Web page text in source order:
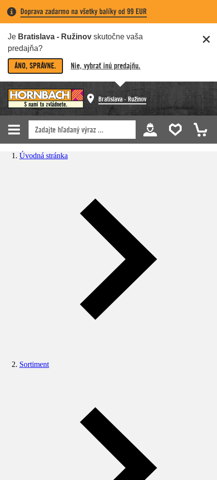
Doprava zadarmo na všetky balíky od 99 EUR
Je Bratislava - Ružinov skutočne vaša
predajňa?
ÁNO, SPRÁVNE. Nie, vybrať inú predajňu.
Bratislava - Ružinov
Úvodná stránka
Sortiment